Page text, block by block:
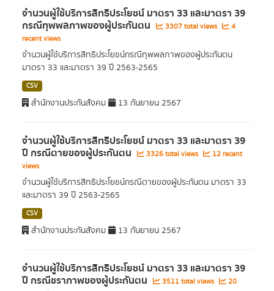
จำนวนผู้ใช้บริการสิทธิประโยชน์ มาตรา 33 และมาตรา 39
กรณีทุพพลภาพของผู้ประกันตน 3307 total views
4
recent views
จำนวนผู้ใช้บริการสิทธิประโยชน์กรณีทุพพลภาพของผู้ประกันตน
มาตรา 33 และมาตรา 39 ปี 2563-2565
CSV
สำนักงานประกันสังคม 13 กันยายน 2567
จำนวนผู้ใช้บริการสิทธิประโยชน์ มาตรา 33 และมาตรา 39
ปี กรณีตายของผู้ประกันตน 3326 total views
12 recent
views
จำนวนผู้ใช้บริการสิทธิประโยชน์กรณีตายของผู้ประกันตน มาตรา 33
และมาตรา 39 ปี 2563-2565
CSV
สำนักงานประกันสังคม 13 กันยายน 2567
จำนวนผู้ใช้บริการสิทธิประโยชน์ มาตรา 33 และมาตรา 39
ปี กรณีชราภาพของผู้ประกันตน 3511 total views
20